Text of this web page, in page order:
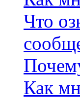
Что
Как